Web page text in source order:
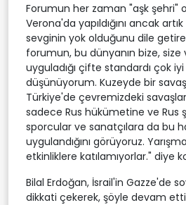
Forumun her zaman "aşk şehri"
Verona'da yapıldığını ancak
sevginin yok olduğunu dile
forumun, bu dünyanın bize, size
uyguladığı çifte standardı çok
düşünüyorum. Kuzeyde bir
Türkiye'de çevremizdeki
sadece Rus hükümetine ve Rus
sporcular ve sanatçılara da bu
uygulandığını görüyoruz.
etkinliklere katılamıyorlar." diye
Bilal Erdoğan, İsrail'in Gazze'de
dikkati çekerek, şöyle devam